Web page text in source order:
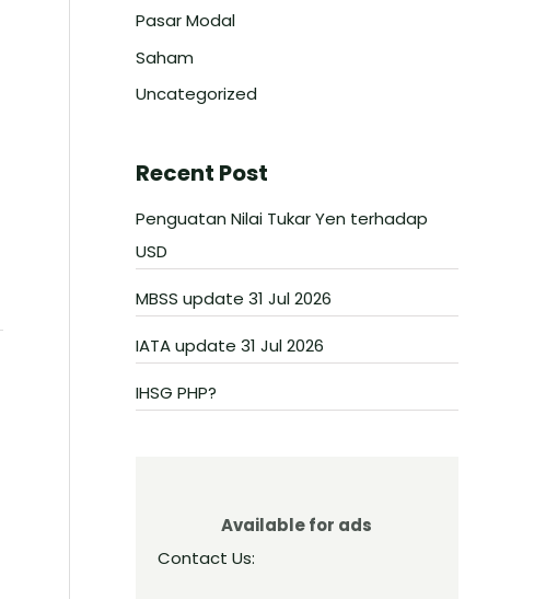
Pasar Modal
Saham
Uncategorized
Recent Post
Penguatan Nilai Tukar Yen terhadap
USD
MBSS update 31 Jul 2026
IATA update 31 Jul 2026
IHSG PHP?
Available for ads
Contact Us: